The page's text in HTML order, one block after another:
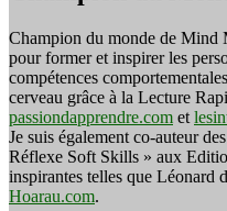
Champion du monde de Mind
pour former et inspirer les
compétences
cerveau grâce à la Lecture
passiondapprendre.com et
Je suis également co-auteur
Réflexe Soft Skills » aux
inspirantes telles que Léonard
Hoarau.com.